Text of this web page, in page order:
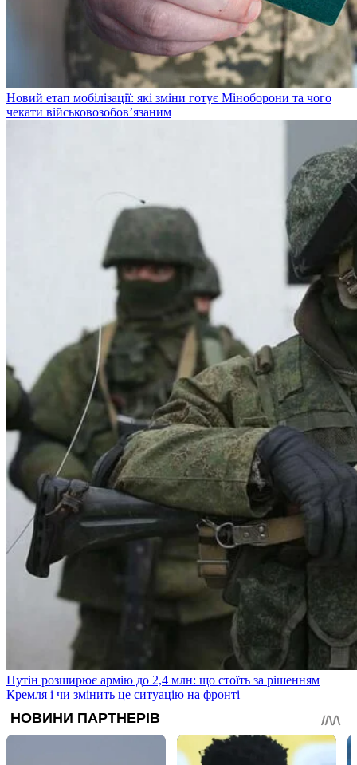
Новий етап мобілізації: які зміни готує Міноборони та чого
чекати військовозобов’язаним
Путін розширює армію до 2,4 млн: що стоїть за рішенням
Кремля і чи змінить це ситуацію на фронті